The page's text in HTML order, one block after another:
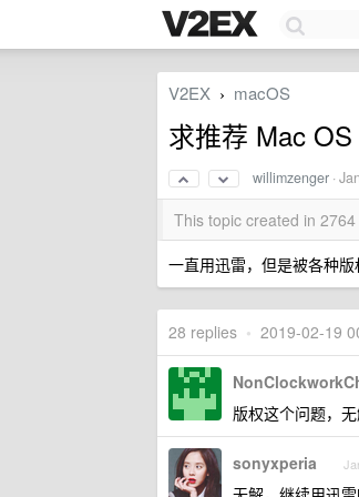
V2EX › macOS
求推荐 Mac
willimzenger ·
This topic created in
一直用迅雷，但是被各种
28 replies • 2019-02-19
版权这个问题，
sonyxperia